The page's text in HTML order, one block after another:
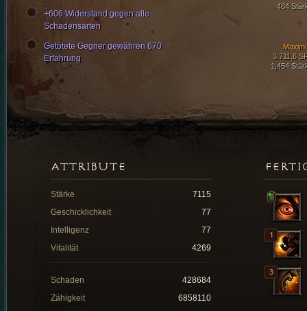
484
3.711,6
1,454
+606 Widerstand gegen alle
Schadensarten
Getötete Gegner gewähren 670
Erfahrung
ATTRIBUTE
Stärke
7115
Geschicklichkeit
77
Intelligenz
77
Vitalität
4269
Schaden
428684
Zähigkeit
6858110